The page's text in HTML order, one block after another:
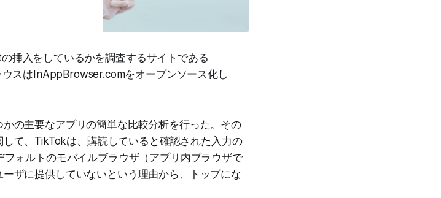
挿入をしているかを調査するサイトである
ウスはInAppBrowser.comをオープンソース化し
の主要なアプリの簡単な比較分析を行った。その
て、TikTokは、購読していると確認された入力の
ォルトのモバイルブラウザ（アプリ内ブラウザで
ザに提供していないという理由から、トップにな